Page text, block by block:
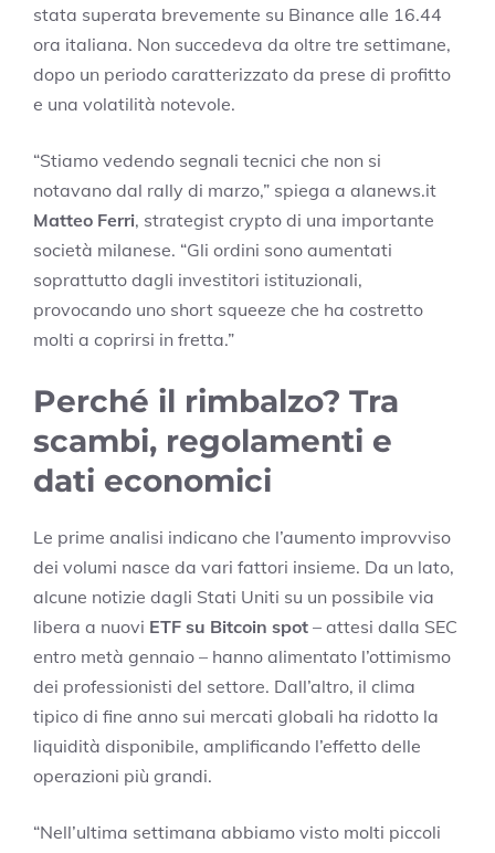
stata superata brevemente su Binance alle 16.44
ora italiana. Non succedeva da oltre tre settimane,
dopo un periodo caratterizzato da prese di profitto
e una volatilità notevole.
“Stiamo vedendo segnali tecnici che non si
notavano dal rally di marzo,” spiega a alanews.it
Matteo Ferri, strategist crypto di una importante
società milanese. “Gli ordini sono aumentati
soprattutto dagli investitori istituzionali,
provocando uno short squeeze che ha costretto
molti a coprirsi in fretta.”
Perché il rimbalzo? Tra
scambi, regolamenti e
dati economici
Le prime analisi indicano che l’aumento improvviso
dei volumi nasce da vari fattori insieme. Da un lato,
alcune notizie dagli Stati Uniti su un possibile via
libera a nuovi ETF su Bitcoin spot – attesi dalla SEC
entro metà gennaio – hanno alimentato l’ottimismo
dei professionisti del settore. Dall’altro, il clima
tipico di fine anno sui mercati globali ha ridotto la
liquidità disponibile, amplificando l’effetto delle
operazioni più grandi.
“Nell’ultima settimana abbiamo visto molti piccoli